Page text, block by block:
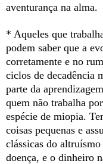
aventurança na alma.
* Aqueles que
podem saber que a
corretamente e no
ciclos de decadência
parte da
quem não trabalha
espécie de miopia.
coisas pequenas e
clássicas do
doença, e o dinheiro